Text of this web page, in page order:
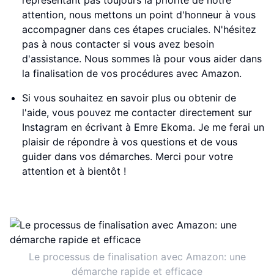
attention, nous mettons un point d'honneur à vous
accompagner dans ces étapes cruciales. N'hésitez
pas à nous contacter si vous avez besoin
d'assistance. Nous sommes là pour vous aider dans
la finalisation de vos procédures avec Amazon.
Si vous souhaitez en savoir plus ou obtenir de
l'aide, vous pouvez me contacter directement sur
Instagram en écrivant à Emre Ekoma. Je me ferai un
plaisir de répondre à vos questions et de vous
guider dans vos démarches. Merci pour votre
attention et à bientôt !
Le processus de finalisation avec Amazon: une
démarche rapide et efficace